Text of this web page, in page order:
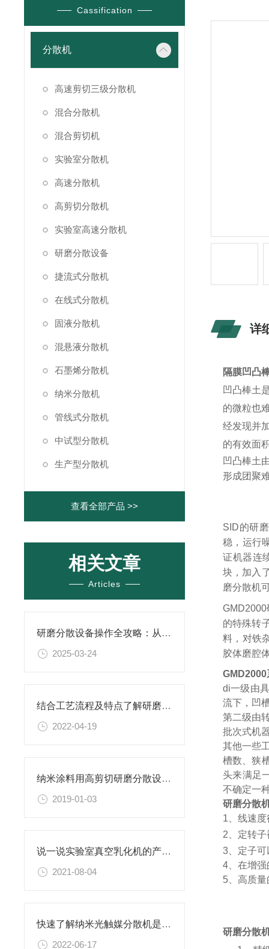
Cassification
分散机
高速剪切三级分散机
混合分散机
混合剪切机
实验室分散机
高速分散机
高剪切分散机
实验室高速分散机
研磨分散设备
捷流式分散机
在线式分散机
固液分散机
混悬液分散机
石墨烯分散机
纳米分散机
管线式分散机
中试型分散机
生产型分散机
查看全部产品 >>
相关文章
Articles
研磨分散设备操作全攻略：从开机到关机的详细步骤
2025-03-24
结合工艺流程及特点了解研磨分散设备
2022-04-19
纳米涂料用高剪切研磨分散设备更稳定
2019-01-03
说一说实验室真空乳化机的产品特点有哪些？
2021-08-04
快速了解纳米光触媒分散机是什么？
2022-06-17
详
隔膜凹凸
凹凸棒土
的微粒也
经发现并
的有效面
凹凸棒土
形成团聚
SID的研
稳，运行
证机器连
块，加入
磨分散机
的特殊转
料，对铁
胶体磨腔
GMD2000
di一级由
流下，凹
第二级由
批次式机
其他一些
槽数、狭
头来满足
不确定一
研磨分散
1、线速
2、定转
3、定子
4、在增
5、高质
研磨分散